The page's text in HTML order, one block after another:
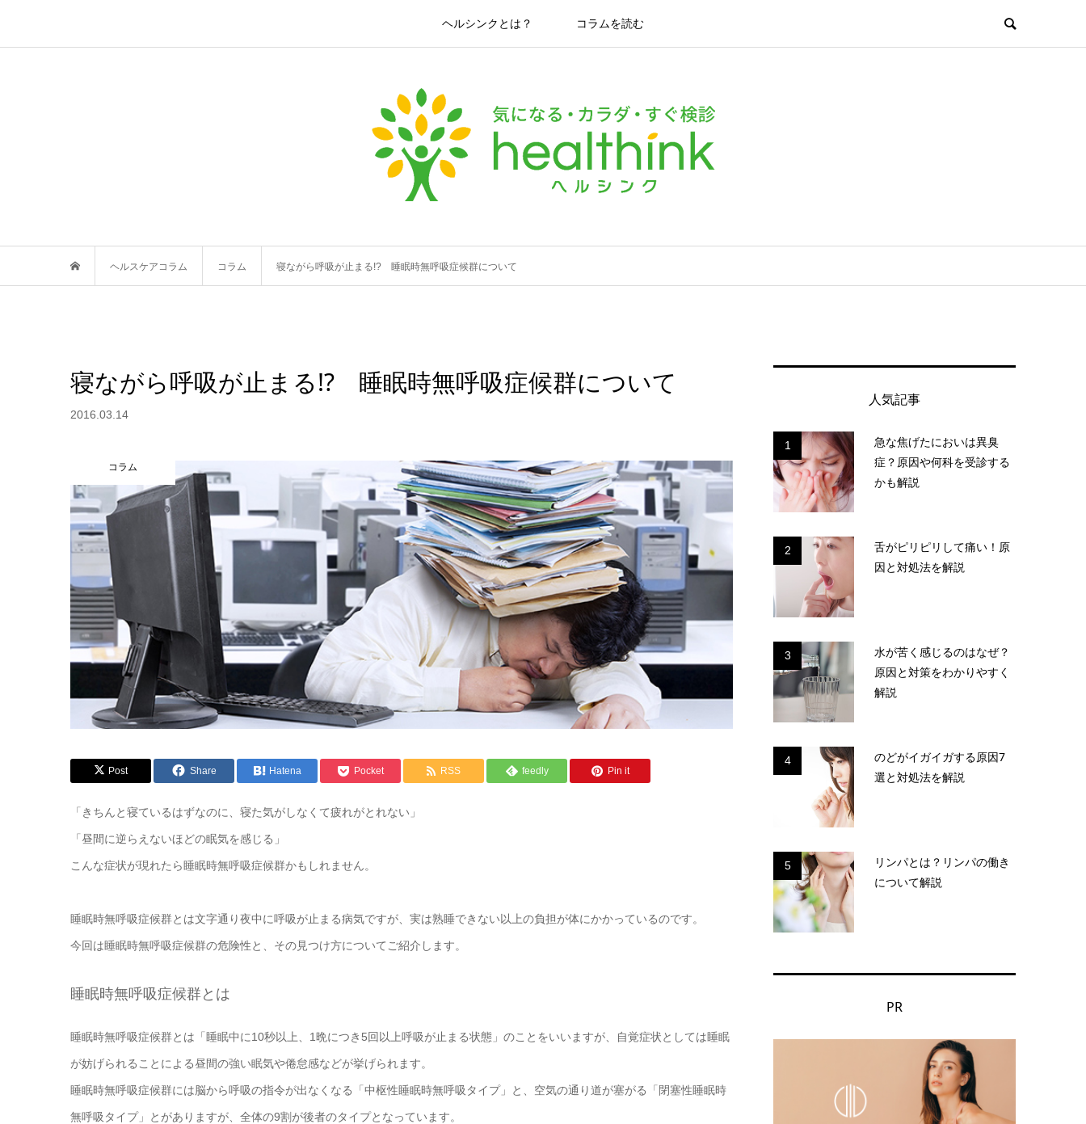
ヘルシンクとは？ コラムを読む
ヘルスケアコラム コラム 寝ながら呼吸が止まる!? 睡眠時無呼吸症候群について
寝ながら呼吸が止まる!? 睡眠時無呼吸症候群について
2016.03.14
コラム
Post Share Hatena Pocket RSS feedly Pin it
「きちんと寝ているはずなのに、寝た気がしなくて疲れがとれない」
「昼間に逆らえないほどの眠気を感じる」
こんな症状が現れたら睡眠時無呼吸症候群かもしれません。
睡眠時無呼吸症候群とは文字通り夜中に呼吸が止まる病気ですが、実は熟睡できない以上の負担が体にかかっているのです。
今回は睡眠時無呼吸症候群の危険性と、その見つけ方についてご紹介します。
睡眠時無呼吸症候群とは
睡眠時無呼吸症候群とは「睡眠中に10秒以上、1晩につき5回以上呼吸が止まる状態」のことをいいますが、自覚症状としては睡眠
が妨げられることによる昼間の強い眠気や倦怠感などが挙げられます。
睡眠時無呼吸症候群には脳から呼吸の指令が出なくなる「中枢性睡眠時無呼吸タイプ」と、空気の通り道が塞がる「閉塞性睡眠時
無呼吸タイプ」とがありますが、全体の9割が後者のタイプとなっています。
人気記事
1
急な焦げたにおいは異臭
症？原因や何科を受診する
かも解説
2
舌がピリピリして痛い！原
因と対処法を解説
3
水が苦く感じるのはなぜ？
原因と対策をわかりやすく
解説
4
のどがイガイガする原因7
選と対処法を解説
5
リンパとは？リンパの働き
について解説
PR